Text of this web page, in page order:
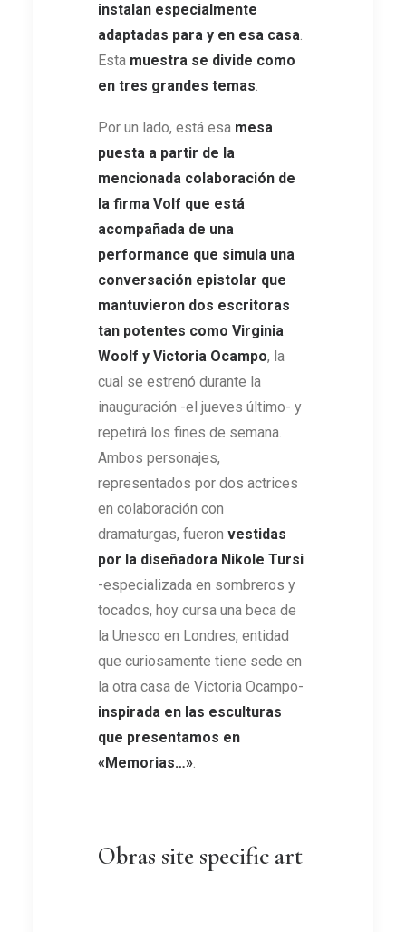
instalan especialmente
adaptadas para y en esa casa.
Esta muestra se divide como
en tres grandes temas.
Por un lado, está esa mesa
puesta a partir de la
mencionada colaboración de
la firma Volf que está
acompañada de una
performance que simula una
conversación epistolar que
mantuvieron dos escritoras
tan potentes como Virginia
Woolf y Victoria Ocampo, la
cual se estrenó durante la
inauguración -el jueves último- y
repetirá los fines de semana.
Ambos personajes,
representados por dos actrices
en colaboración con
dramaturgas, fueron vestidas
por la diseñadora Nikole Tursi
-especializada en sombreros y
tocados, hoy cursa una beca de
la Unesco en Londres, entidad
que curiosamente tiene sede en
la otra casa de Victoria Ocampo-
inspirada en las esculturas
que presentamos en
«Memorias…».
Obras site specific art